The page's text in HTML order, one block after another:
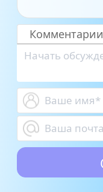
Комментарии